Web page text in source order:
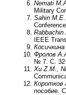
Nemati
Military
Sahin
IEEE
Фролов
№ 7. С.
Xu Z.M.,
Коротков
пособие.